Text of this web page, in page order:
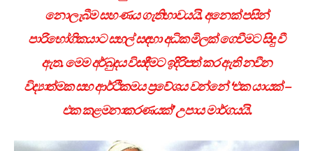
නොලැබීම සහ ණය ගැතිභාවයයි. අනෙක් පසින්
පාරිභෝගිකයාට සහල් සඳහා අධික මිලක් ගෙවීමට සිදු වී
ඇත. මෙම අර්බුදය විසඳීමට ඉදිරිපත් කර ඇති නවීන
විද්‍යාත්මක සහ ආර්ථිකමය ප්‍රවේශය වන්නේ ‘එක යායක් –
එක කළමනාකරණයක්’ උපාය මාර්ගයයි.